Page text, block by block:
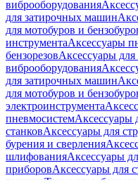
виброоборудования
для затирочных машин
для мотобуров и
инструментаАксессуары
бензорезовАксессуары для
виброоборудования
для затирочных машин
для мотобуров и
электроинструмента
пневмосистемАксессуары
станковАксессуары для
бурения и сверления
шлифованияАксессуары
приборовАксессуары для